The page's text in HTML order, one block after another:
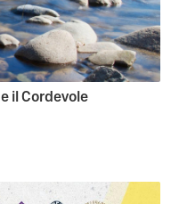
il Cordevole